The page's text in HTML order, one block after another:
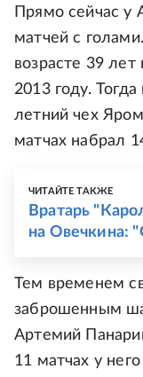
Прямо сейчас у
матчей с
возрасте 39 лет
2013 году.
летний чех
матчах набрал
ЧИТАЙТЕ ТАКЖЕ
Вратарь
на Овечкина:
Тем временем
заброшенным
Артемий
11 матчах у